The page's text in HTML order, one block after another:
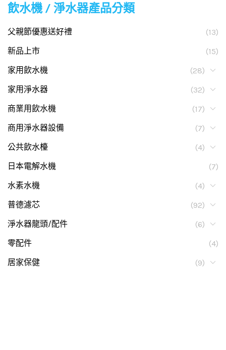
飲水機 / 淨水器產品分類
父親節優惠送好禮
(13)
新品上市
(15)
家用飲水機
(28)
家用淨水器
(32)
商業用飲水機
(17)
商用淨水器設備
(7)
公共飲水檯
(4)
日本電解水機
(7)
水素水機
(4)
普德濾芯
(92)
淨水器龍頭/配件
(6)
零配件
(4)
居家保健
(9)